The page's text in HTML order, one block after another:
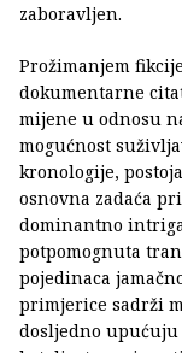
zaboravljen.
Prožimanjem
dokumentarne
mijene u odnosu
mogućnost
kronologije,
osnovna zadaća
dominantno
potpomognuta
pojedinaca
primjerice sadrži
dosljedno